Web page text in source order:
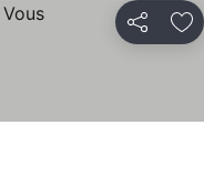
Dela